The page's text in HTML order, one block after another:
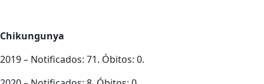
Chikungunya
2019 – Notificados: 71. Óbitos: 0.